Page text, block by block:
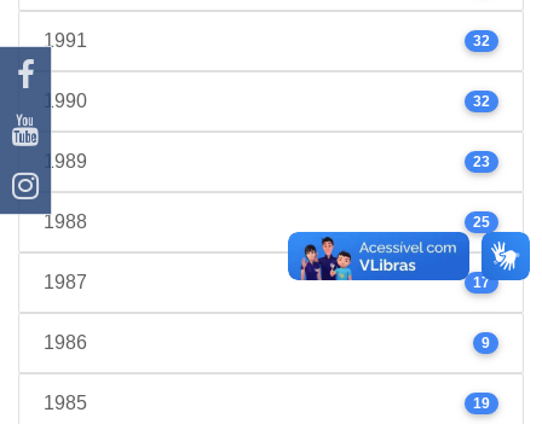
1991 32
1990 32
1989 23
1988 25
1987 17
1986 9
1985 19